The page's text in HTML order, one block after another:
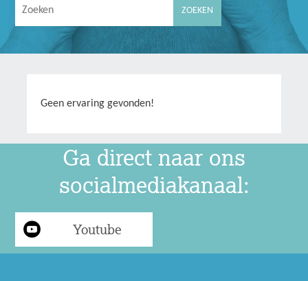
Geen ervaring gevonden!
Ga direct naar ons
socialmediakanaal:
Youtube